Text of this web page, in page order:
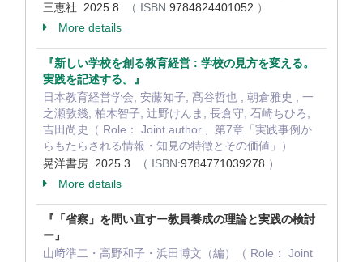
三恵社 2025.8
（ ISBN:9784824401052 ）
More details
『新しい学校を創る教育経営 : 学校の見方を変える。
実践を記述する。』
日本教育経営学会, 安藤知子, 髙谷哲也 , 朝倉雅史 , 一
之瀬敦幾, 柏木智子, 辻野けんま, 長倉守, 石崎ちひろ,
吉田尚史（ Role： Joint author , 第7章「実践事例か
らもたらされる情報・知見の特徴とその価値」）
晃洋書房 2025.3
（ ISBN:9784771039278 ）
More details
『「省察」を問い直すー教員養成の理論と実践の検討
ー』
山﨑準二・高野和子・浜田博文（編）（ Role： Joint